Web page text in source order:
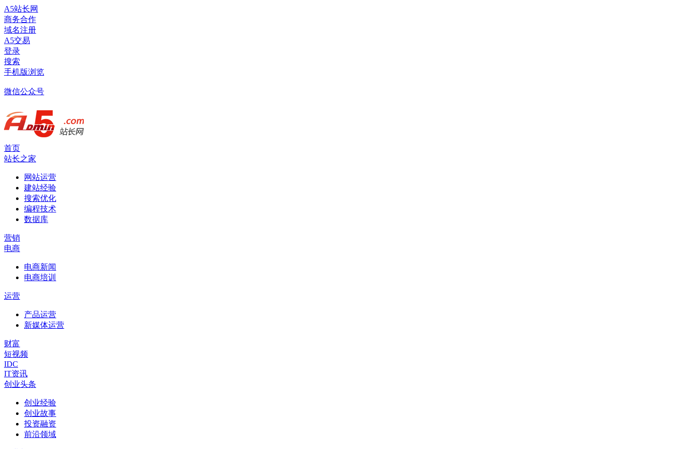
A5站长网
商务合作
域名注册
A5交易
登录
搜索
手机版浏览
微信公众号
首页
站长之家
网站运营
建站经验
搜索优化
编程技术
数据库
营销
电商
电商新闻
电商培训
运营
产品运营
新媒体运营
财富
短视频
IDC
IT资讯
创业头条
创业经验
创业故事
投资融资
前沿领域